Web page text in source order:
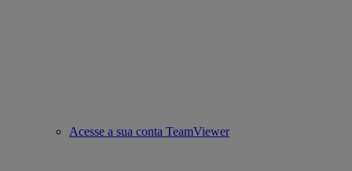
Acesse a sua conta TeamViewer